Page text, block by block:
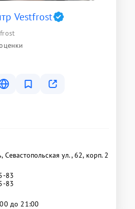
Vestfrost
Севастопольская ул., 62, корп. 2
83
83
до 21:00